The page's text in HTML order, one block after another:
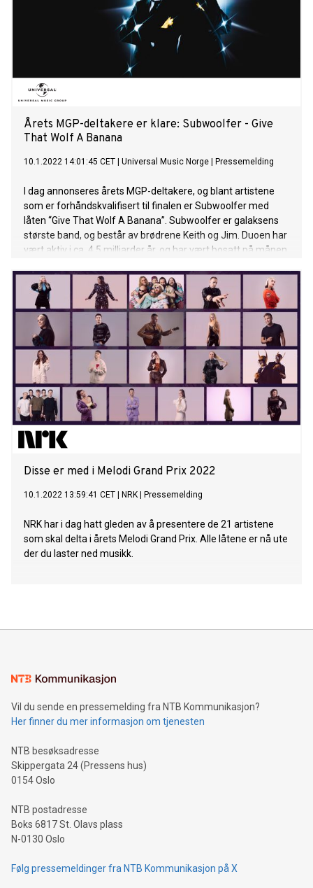
erobret hver eneste planet musikalsk, som gjør dem til
tidenes mest suksessfulle popgruppe. 20. juli 1969 dukket
profeten Neil opp, som fort ble hyllet som mannen med de
sterkeste armene. Neil lovte brødrene å komme tilbake og
fortelle dem hvordan de kunne bli det største bandet på
hans planet også, men f
Årets MGP-deltakere er klare: Subwoolfer - Give
That Wolf A Banana
10.1.2022 14:01:45 CET Universal Music Norge Pressemelding
I dag annonseres årets MGP-deltakere, og blant artistene
som er forhåndskvalifisert til finalen er Subwoolfer med
låten “Give That Wolf A Banana”. Subwoolfer er galaksens
største band, og består av brødrene Keith og Jim. Duoen har
vært aktiv i ca. 4,5 milliarder år, og har vært bosatt på månen
pleie fansen og skrevet ny musikk. Nå har de kommet til
jorden for å delta i det viktigste og mest prestisjefylte
musikalske arrangementet i jordens historie; Melodi Grand
Prix 2022. Hør låten HER. Se musikkvideoen HER.
Subwoolfer opptrer i delfinale 3, som går av stabelen på
NRK1 lørdag 29. januar kl. 19.50. Etter jordisk tidsregning,
landet det jordboere på månen i 1969. En mann med navn
Neil ble fort hyllet som mannen med de sterkeste armene,
og han fortalte de historier fra jordkloden. De ble fort
bestevenner og Neil lovte brødrene å komme tilbake og
fortelle dem hvordan de kunne bli det største bandet på
hans planet også, og de mått
Disse er med i Melodi Grand Prix 2022
10.1.2022 13:59:41 CET NRK Pressemelding
NRK har i dag hatt gleden av å presentere de 21 artistene
som skal delta i årets Melodi Grand Prix. Alle låtene er nå ute
der du laster ned musikk.
Vil du sende en pressemelding fra NTB Kommunikasjon?
Her finner du mer informasjon om tjenesten
NTB besøksadresse
Skippergata 24 (Pressens hus)
0154 Oslo
NTB postadresse
Boks 6817 St. Olavs plass
N-0130 Oslo
Følg pressemeldinger fra NTB Kommunikasjon på X